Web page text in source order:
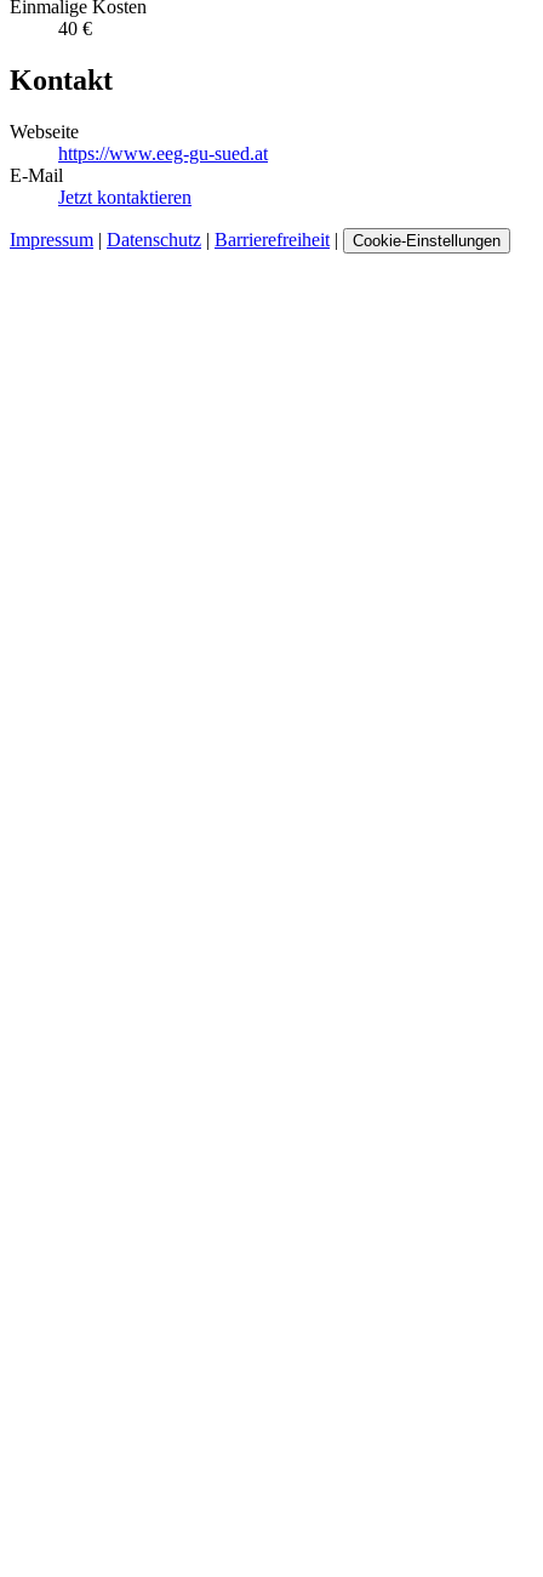
Einmalige Kosten
40 €
Kontakt
Webseite
https://www.eeg-gu-sued.at
E-Mail
Jetzt kontaktieren
Impressum | Datenschutz | Barrierefreiheit | Cookie-Einstellungen